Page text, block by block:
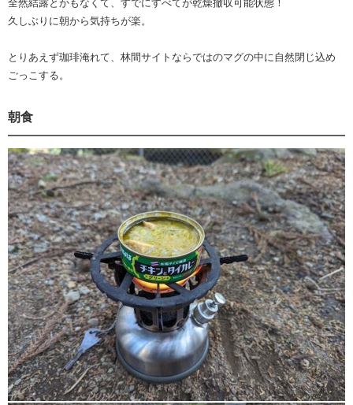
全然結露とかもなくて、すでにすべてが乾燥撤収可能状態！
久しぶりに朝から気持ちが楽。
とりあえず珈琲淹れて、林間サイトならではのマグの中に自然閉じ込め
ごっこする。
朝食